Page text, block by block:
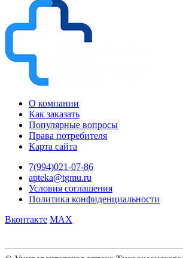
О компании
Как заказать
Популярные вопросы
Права потребителя
Карта сайта
7(994)021-07-86
apteka@tgmu.ru
Условия соглашения
Политика конфиденциальности
Вконтакте MAX